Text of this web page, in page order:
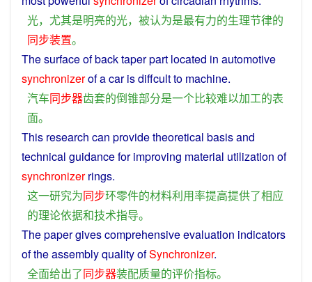
光， 尤其是明亮的光， 被认为是最有力的生理节律的
同步装置。
Thesurfaceofbacktaperpart located in automotive
synchronizerofacar isdiffcultto machine.
汽车同步器齿套的倒锥部分是一个比较难以加工的表
面。
This research can providetheoretical basisand
technical guidancefor improving material utilization of
synchronizer rings.
这一研究为同步环零件的材料利用率提高提供了相应
的理论依据和技术指导。
The papergivescomprehensiveevaluation indicators
oftheassemblyqualityofSynchronizer.
全面给出了同步器装配质量的评价指标。